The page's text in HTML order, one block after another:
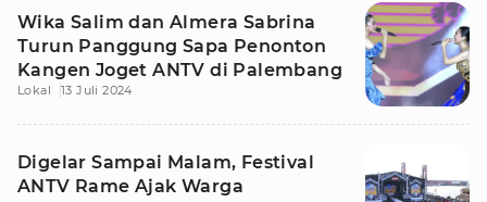
Wika Salim dan Almera Sabrina
Turun Panggung Sapa Penonton
Kangen Joget ANTV di Palembang
Lokal 13 Juli 2024
Digelar Sampai Malam, Festival
ANTV Rame Ajak Warga